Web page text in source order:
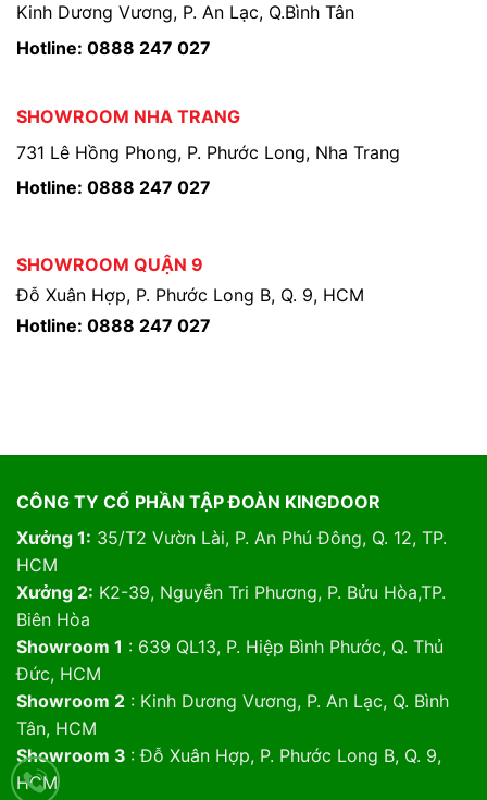
Kinh Dương Vương, P. An Lạc, Q.Bình Tân
Hotline: 0888 247 027
SHOWROOM NHA TRANG
731 Lê Hồng Phong, P. Phước Long, Nha Trang
Hotline: 0888 247 027
SHOWROOM QUẬN 9
Đỗ Xuân Hợp, P. Phước Long B, Q. 9, HCM
Hotline: 0888 247 027
CÔNG TY CỔ PHẦN TẬP ĐOÀN KINGDOOR
Xưởng 1: 35/T2 Vườn Lài, P. An Phú Đông, Q. 12, TP.
HCM
Xưởng 2: K2-39, Nguyễn Tri Phương, P. Bửu Hòa,TP.
Biên Hòa
Showroom 1 : 639 QL13, P. Hiệp Bình Phước, Q. Thủ
Đức, HCM
Showroom 2: Kinh Dương Vương, P. An Lạc, Q. Bình
Tân, HCM
Showroom 3 : Đỗ Xuân Hợp, P. Phước Long B, Q. 9,
HCM